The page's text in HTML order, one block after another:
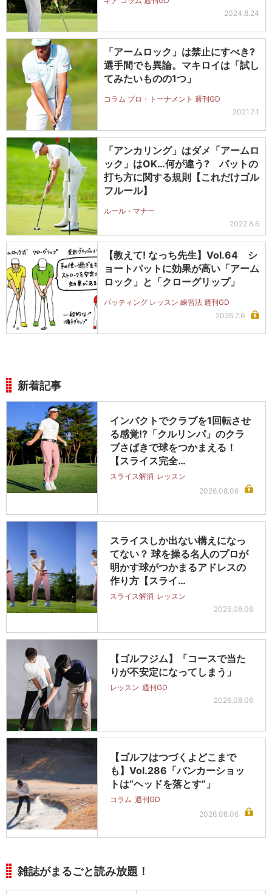
2024.8.24
「アームロック」は禁止にすべき?
選手間でも異論。マキロイは「試し
てみたいものの1つ」
コラム プロ・トーナメント 週刊GD
2021.7.1
「アンカリング」はダメ「アームロ
ック」はOK…何が違う? パットの
打ち方に関する規則【これだけゴル
フルール】
ルール・マナー
2022.8.6
【教えて! なっち先生】Vol.64 シ
ョートパットに効果が高い「アーム
ロック」と「クローグリップ」
パッティング レッスン 練習法 週刊GD
2026.7.6
新着記事
インパクトでクラブを1回転させ
る感覚!?「クルリンパ」のクラ
ブさばきで球をつかまえる！
【スライス完全…
スライス解消 レッスン
2026.08.06
スライスしか出ない構えになっ
てない？ 球を操る名人のプロが
明かす球がつかまるアドレスの
作り方【スライ…
スライス解消 レッスン
2026.08.06
【ゴルフジム】「コースで当た
りが不安定になってしまう」
レッスン 週刊GD
2026.08.06
【ゴルフはつづくよどこまで
も】Vol.286「バンカーショッ
トは“ヘッドを落とす”」
コラム 週刊GD
2026.08.06
雑誌がまるごと読み放題！